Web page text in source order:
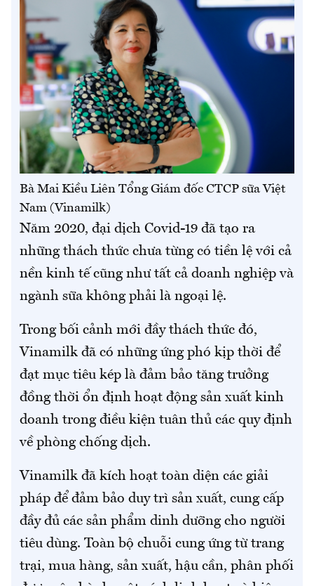
Bà Mai Kiều Liên Tổng Giám đốc CTCP sữa Việt
Nam (Vinamilk)
Năm 2020, đại dịch Covid-19 đã tạo ra
những thách thức chưa từng có tiền lệ với cả
nền kinh tế cũng như tất cả doanh nghiệp và
ngành sữa không phải là ngoại lệ.
Trong bối cảnh mới đầy thách thức đó,
Vinamilk đã có những ứng phó kịp thời để
đạt mục tiêu kép là đảm bảo tăng trưởng
đồng thời ổn định hoạt động sản xuất kinh
doanh trong điều kiện tuân thủ các quy định
về phòng chống dịch.
Vinamilk đã kích hoạt toàn diện các giải
pháp để đảm bảo duy trì sản xuất, cung cấp
đầy đủ các sản phẩm dinh dưỡng cho người
tiêu dùng. Toàn bộ chuỗi cung ứng từ trang
trại, mua hàng, sản xuất, hậu cần, phân phối